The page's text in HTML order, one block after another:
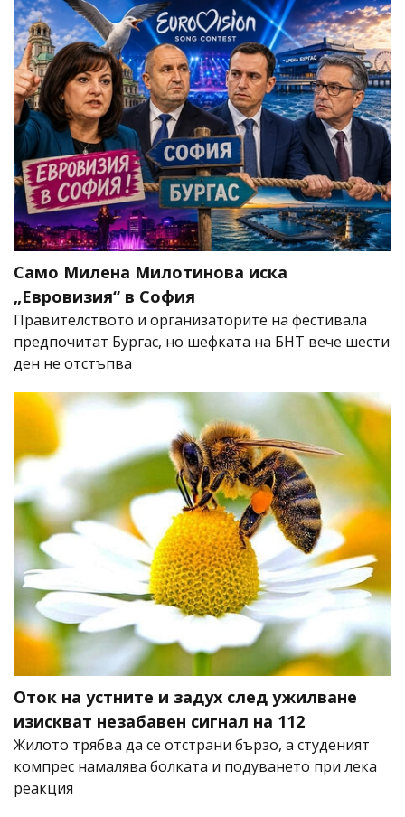
Само Милена Милотинова иска
„Евровизия“ в София
Правителството и организаторите на фестивала
предпочитат Бургас, но шефката на БНТ вече шести
ден не отстъпва
Оток на устните и задух след ужилване
изискват незабавен сигнал на 112
Жилото трябва да се отстрани бързо, а студеният
компрес намалява болката и подуването при лека
реакция